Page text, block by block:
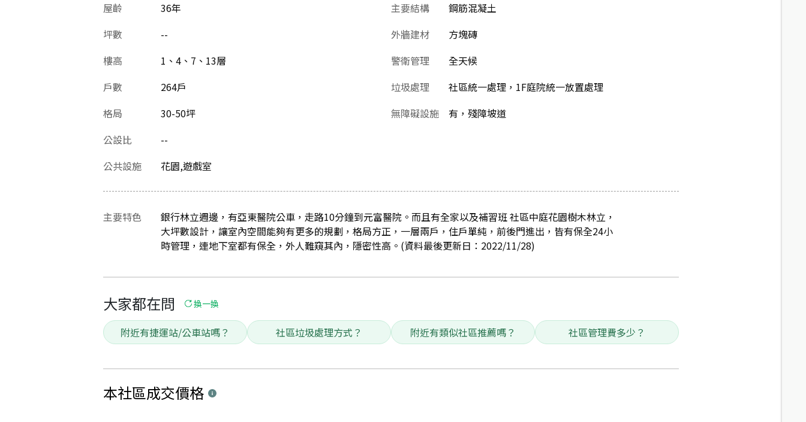
屋齡
36年
坪數
--
樓高
1、4、7、13層
戶數
264戶
格局
30-50坪
公設比
--
主要結構
鋼筋混凝土
外牆建材
方塊磚
警衛管理
全天候
垃圾處理
社區統一處理，1F庭院統一放置處理
無障礙設施
有，殘障坡道
公共設施 花園,遊戲室
主要特色
銀行林立週邊，有亞東醫院公車，走路10分鐘到元富醫院。而且有全家以及補習班 社區中庭花園樹木林立，
大坪數設計，讓室內空間能夠有更多的規劃，格局方正，一層兩戶，住戶單純，前後門進出，皆有保全24小
時管理，連地下室都有保全，外人難窺其內，隱密性高。(資料最後更新日：2022/11/28)
大家都在問 換一換
附近有捷運站/公車站嗎？ 社區垃圾處理方式？ 附近有類似社區推薦嗎？ 社區管理費多少？
本社區成交價格